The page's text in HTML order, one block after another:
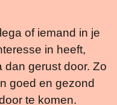
of iemand in je
in heeft,
gerust door. Zo
goed en gezond
te komen.